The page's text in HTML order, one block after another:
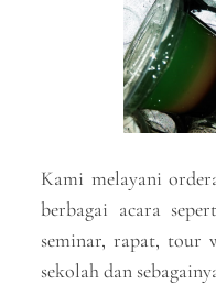
Kami melayani
berbagai acara
seminar, rapat, tour
sekolah dan